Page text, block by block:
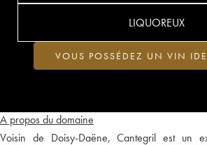
A propos du domaine
Voisin de Doisy-Daëne, Cantegril est un
LIQUOREUX
VOUS POSSÉDEZ UN VIN